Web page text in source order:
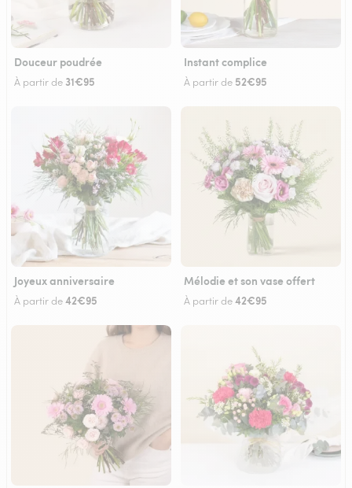
Douceur poudrée
À partir de 31€95
Instant complice
À partir de 52€95
Joyeux anniversaire
À partir de42€95
Mélodie et son vase offert
À partir de42€95